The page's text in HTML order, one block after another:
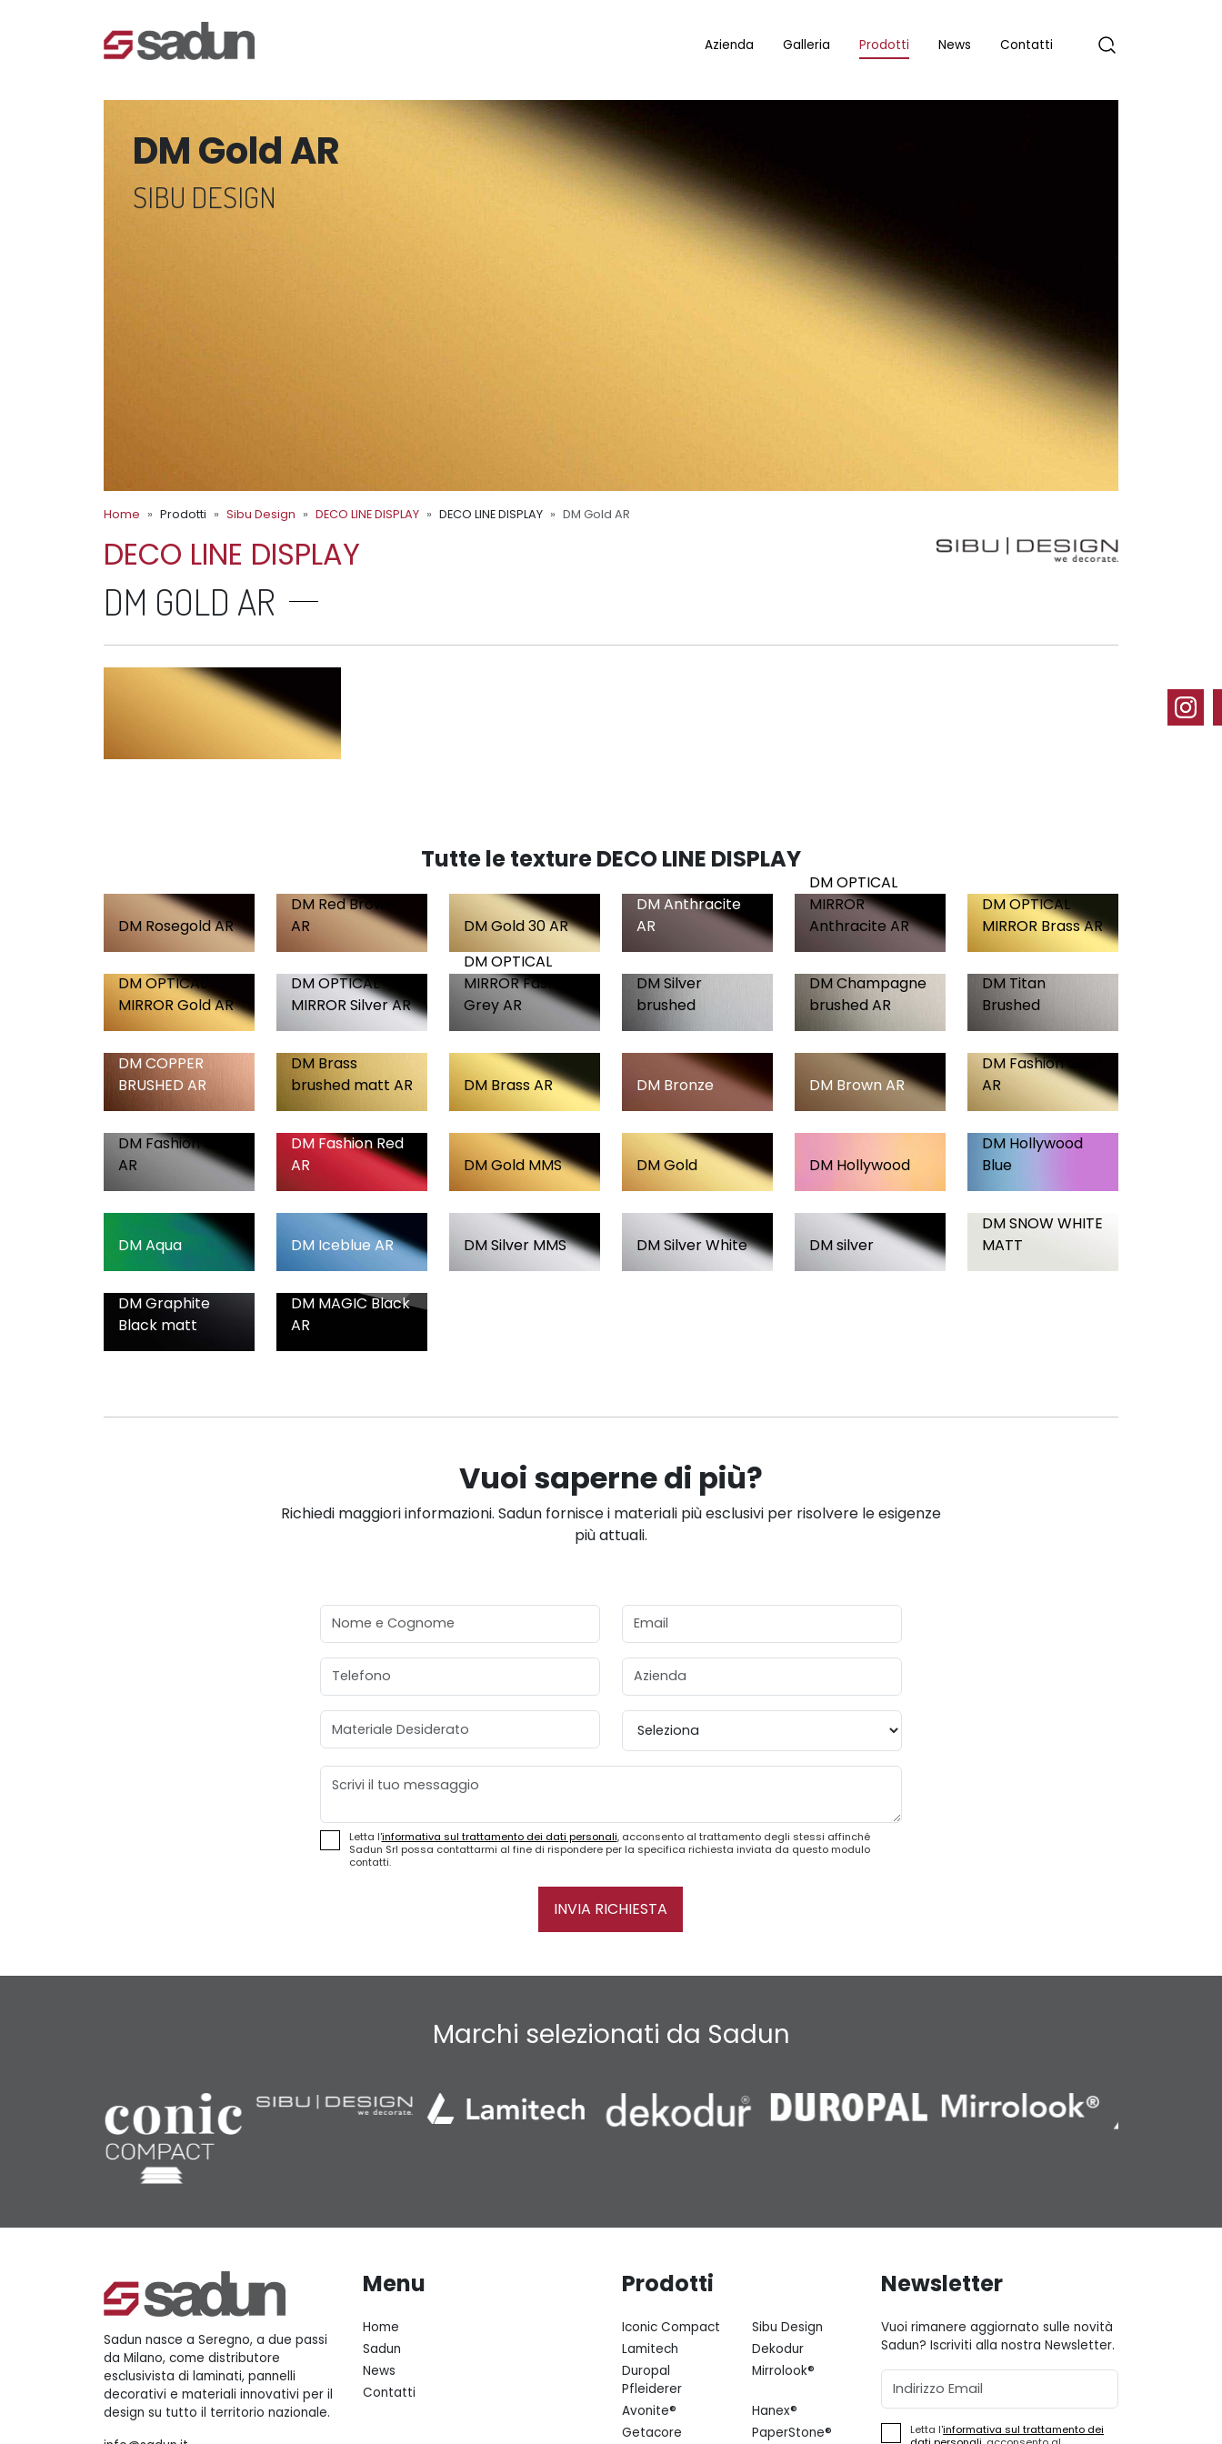
Azienda Galleria Prodotti News Contatti
DM Gold AR
SIBU DESIGN
Home Prodotti Sibu Design DECO LINE DISPLAY DECO LINE DISPLAY DM Gold AR
DECO LINE DISPLAY
DM GOLD AR
Tutte le texture DECO LINE DISPLAY
DM Rosegold AR
DM Red Brown
AR
DM Gold 30 AR
DM Anthracite
AR
DM OPTICAL
MIRROR
Anthracite AR
DM OPTICAL
MIRROR Brass AR
DM OPTICAL
MIRROR Gold AR
DM OPTICAL
MIRROR Silver AR
DM OPTICAL
MIRROR Fashion
Grey AR
DM Silver
brushed
DM Champagne
brushed AR
DM Titan
Brushed
DM COPPER
BRUSHED AR
DM Brass
brushed matt AR
DM Brass AR DM Bronze DM Brown AR
DM Fashion Gold
AR
DM Fashion Grey
AR
DM Fashion Red
AR
DM Gold MMS DM Gold DM Hollywood
DM Hollywood
Blue
DM Aqua DM Iceblue AR DM Silver MMS DM Silver White DM silver
DM SNOW WHITE
MATT
DM Graphite
Black matt
DM MAGIC Black
AR
Vuoi saperne di più?
Richiedi maggiori informazioni. Sadun fornisce i materiali più esclusivi per risolvere le esigenze
più attuali.
Nome e Cognome Email
Telefono Azienda
Materiale Desiderato Provincia
Messaggio
Letta l'informativa sul trattamento dei dati personali, acconsento al trattamento degli stessi affinché
Sadun Srl possa contattarmi al fine di rispondere per la specifica richiesta inviata da questo modulo
contatti.
INVIA RICHIESTA
Marchi selezionati da Sadun
Sadun nasce a Seregno, a due passi
da Milano, come distributore
esclusivista di laminati, pannelli
decorativi e materiali innovativi per il
design su tutto il territorio nazionale.
Menu
Home
Sadun
News
Contatti
Prodotti
Iconic Compact
Sibu Design
Lamitech
Dekodur
Duropal
Pfleiderer
Mirrolook®
Avonite®
Hanex®
Getacore
PaperStone®
Newsletter
Vuoi rimanere aggiornato sulle novità
Sadun? Iscriviti alla nostra Newsletter.
Email
Letta l'informativa sul trattamento dei